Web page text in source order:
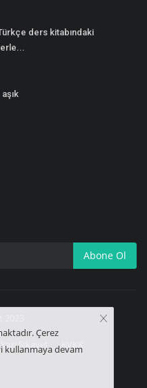
ders kitabındaki
Abone Ol
Şikayet
Çerez
kullanmaya devam